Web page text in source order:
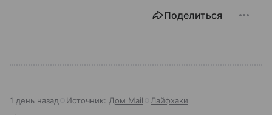
Поделиться
1 день назад Источник: Дом Mail Лайфхаки